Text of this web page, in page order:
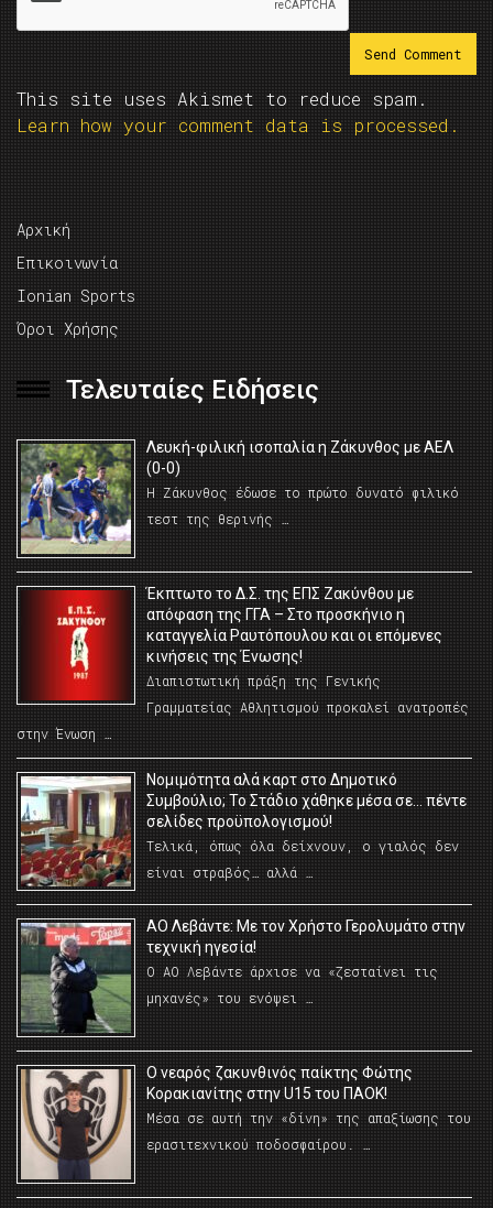
This site uses Akismet to reduce spam.
Learn how your comment data is processed.
Αρχική
Επικοινωνία
Ionian Sports
Όροι Χρήσης
Τελευταίες Ειδήσεις
Λευκή-φιλική ισοπαλία η Ζάκυνθος με ΑΕΛ
(0-0)
Η Ζάκυνθος έδωσε το πρώτο δυνατό φιλικό
τεστ της θερινής …
Έκπτωτο το Δ.Σ. της ΕΠΣ Ζακύνθου με
απόφαση της ΓΓΑ – Στο προσκήνιο η
καταγγελία Ραυτόπουλου και οι επόμενες
κινήσεις της Ένωσης!
Διαπιστωτική πράξη της Γενικής
Γραμματείας Αθλητισμού προκαλεί ανατροπές
στην Ένωση …
Νομιμότητα αλά καρτ στο Δημοτικό
Συμβούλιο; Το Στάδιο χάθηκε μέσα σε… πέντε
σελίδες προϋπολογισμού!
Τελικά, όπως όλα δείχνουν, ο γιαλός δεν
είναι στραβός… αλλά …
ΑΟ Λεβάντε: Με τον Χρήστο Γερολυμάτο στην
τεχνική ηγεσία!
Ο ΑΟ Λεβάντε άρχισε να «ζεσταίνει τις
μηχανές» του ενόψει …
O νεαρός ζακυνθινός παίκτης Φώτης
Κορακιανίτης στην U15 του ΠΑΟΚ!
Μέσα σε αυτή την «δίνη» της απαξίωσης του
ερασιτεχνικού ποδοσφαίρου. …